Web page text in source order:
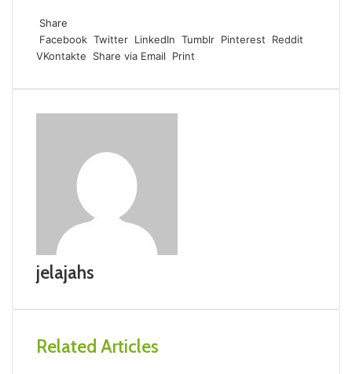
a
c
e
o
w
i
t
e
i
n
k
d
u
m
b
r
i
n
t
r
e
d
d
t
h
a
t
A
Share
Facebook Twitter LinkedIn Tumblr Pinterest
Reddit
VKontakte
Share via Email Print
jelajahs
Related Articles